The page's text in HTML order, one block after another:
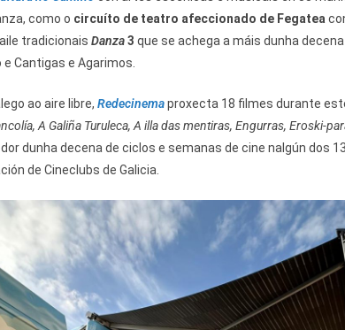
como o circuíto de teatro afeccionado de Fegatea
tradicionais Danza3 que se achega a máis dunha
e Cantigas e Agarimos.
ao aire libre, Redecinemaproxecta 18 filmes durante
A Galiña Turuleca, A illa das mentiras, Engurras, Eroski-
dunha decena de ciclos e semanas de cine nalgún dos
de Cineclubs de Galicia.